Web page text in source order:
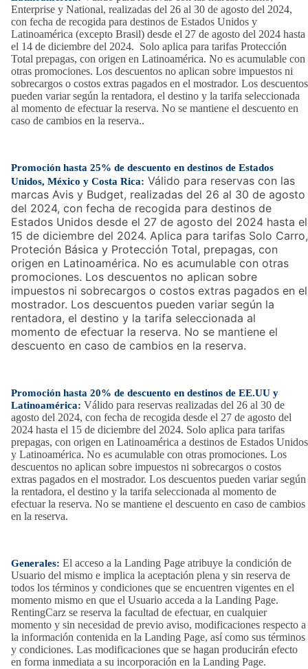
Enterprise y National, realizadas del 26 al 30 de agosto del 2024,
con fecha de recogida para destinos de Estados Unidos y
Latinoamérica (excepto Brasil) desde el 27 de agosto del 2024 hasta
el 14 de diciembre del 2024. Solo aplica para tarifas Protección
Total prepagas, con origen en Latinoamérica. No es acumulable con
otras promociones. Los descuentos no aplican sobre impuestos ni
sobrecargos o costos extras pagados en el mostrador. Los descuentos
pueden variar según la rentadora, el destino y la tarifa seleccionada
al momento de efectuar la reserva. No se mantiene el descuento en
caso de cambios en la reserva..
Promoción hasta 25% de descuento en destinos de Estados
Unidos, México y Costa Rica: Válido para reservas con las
marcas Avis y Budget, realizadas del 26 al 30 de agosto
del 2024, con fecha de recogida para destinos de
Estados Unidos desde el 27 de agosto del 2024 hasta el
15 de diciembre del 2024. Aplica para tarifas Solo Carro,
Proteción Básica y Protección Total, prepagas, con
origen en Latinoamérica. No es acumulable con otras
promociones. Los descuentos no aplican sobre
impuestos ni sobrecargos o costos extras pagados en el
mostrador. Los descuentos pueden variar según la
rentadora, el destino y la tarifa seleccionada al
momento de efectuar la reserva. No se mantiene el
descuento en caso de cambios en la reserva.
Promoción hasta 20% de descuento en destinos de EE.UU y
Latinoamérica: Válido para reservas realizadas del 26 al 30 de
agosto del 2024, con fecha de recogida desde el 27 de agosto del
2024 hasta el 15 de diciembre del 2024. Solo aplica para tarifas
prepagas, con origen en Latinoamérica a destinos de Estados Unidos
y Latinoamérica. No es acumulable con otras promociones. Los
descuentos no aplican sobre impuestos ni sobrecargos o costos
extras pagados en el mostrador. Los descuentos pueden variar según
la rentadora, el destino y la tarifa seleccionada al momento de
efectuar la reserva. No se mantiene el descuento en caso de cambios
en la reserva.
Generales: El acceso a la Landing Page atribuye la condición de
Usuario del mismo e implica la aceptación plena y sin reserva de
todos los términos y condiciones que se encuentren vigentes en el
momento mismo en que el Usuario acceda a la Landing Page.
RentingCarz se reserva la facultad de efectuar, en cualquier
momento y sin necesidad de previo aviso, modificaciones respecto a
la información contenida en la Landing Page, así como sus términos
y condiciones. Las modificaciones que se hagan producirán efecto
en forma inmediata a su incorporación en la Landing Page.